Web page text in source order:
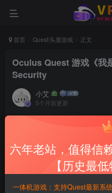
首页 Quest/头显游戏 正文
Oculus Quest 游戏《我
Security
小艾
5个月前更新
Oculus Quest 游戏《我是安
此内容为付费资源，请付费后查看
六年老站，值得信
【历史最
一体机游戏：支持Quest最新系